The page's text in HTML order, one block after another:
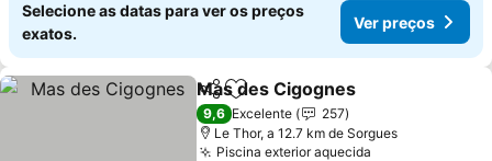
Selecione as datas para ver os preços
exatos.
Ver preços
PartilharAdicionar aos favoritos
Mas des Cigognes
9,6 Excelente
257
Le Thor, a 12.7 km de Sorgues
Piscina exterior aquecida